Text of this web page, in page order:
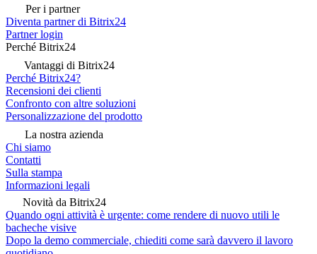
Per i partner
Diventa partner di Bitrix24
Partner login
Perché Bitrix24
Vantaggi di Bitrix24
Perché Bitrix24?
Recensioni dei clienti
Confronto con altre soluzioni
Personalizzazione del prodotto
La nostra azienda
Chi siamo
Contatti
Sulla stampa
Informazioni legali
Novità da Bitrix24
Quando ogni attività è urgente: come rendere di nuovo utili le
bacheche visive
Dopo la demo commerciale, chiediti come sarà davvero il lavoro